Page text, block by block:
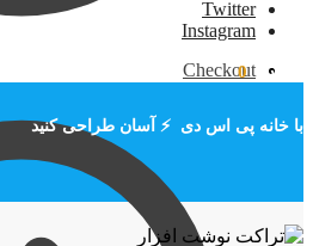
Checkout
Twitter
Instagram
تومان ۰ 0
با خانه پی اس دی ⚡ آسان طراحی کنید